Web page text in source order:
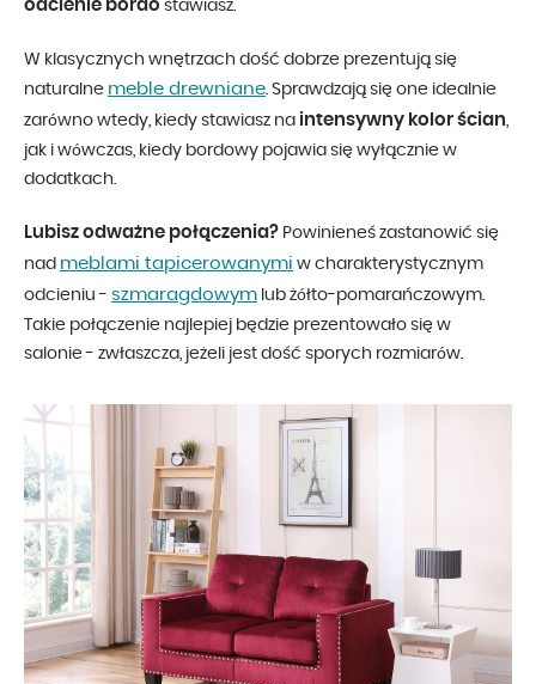
odcienie bordo stawiasz.
W klasycznych wnętrzach dość dobrze prezentują się
naturalne meble drewniane. Sprawdzają się one idealnie
zarówno wtedy, kiedy stawiasz na intensywny kolor ścian,
jak i wówczas, kiedy bordowy pojawia się wyłącznie w
dodatkach.
Lubisz odważne połączenia? Powinieneś zastanowić się
nad meblami tapicerowanymi w charakterystycznym
odcieniu - szmaragdowym lub żółto-pomarańczowym.
Takie połączenie najlepiej będzie prezentowało się w
salonie - zwłaszcza, jeżeli jest dość sporych rozmiarów.